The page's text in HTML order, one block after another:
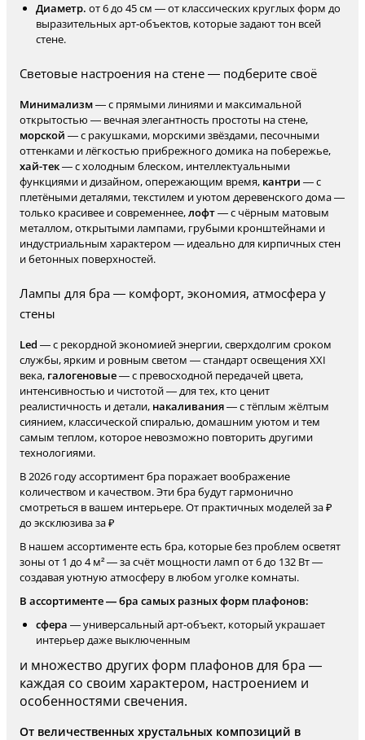
Диаметр. от 6 до 45 см — от классических круглых форм до
выразительных арт-объектов, которые задают тон всей
стене.
Световые настроения на стене — подберите своё
Минимализм— с прямыми линиями и максимальной
открытостью — вечная элегантность простоты на стене,
морской — с ракушками, морскими звёздами, песочными
оттенками и лёгкостью прибрежного домика на побережье,
хай-тек— с холодным блеском, интеллектуальными
функциями и дизайном, опережающим время, кантри — с
плетёными деталями, текстилем и уютом деревенского дома —
только красивее и современнее,лофт— с чёрным матовым
металлом, открытыми лампами, грубыми кронштейнами и
индустриальным характером — идеально для кирпичных стен
и бетонных поверхностей.
Лампы для бра — комфорт, экономия, атмосфера у
стены
Led — с рекордной экономией энергии, сверхдолгим сроком
службы, ярким и ровным светом — стандарт освещения XXI
века, галогеновые— с превосходной передачей цвета,
интенсивностью и чистотой — для тех, кто ценит
реалистичность и детали, накаливания— с тёплым жёлтым
сиянием, классической спиралью, домашним уютом и тем
самым теплом, которое невозможно повторить другими
технологиями.
В 2026 году ассортимент бра поражает воображение
количеством и качеством. Эти бра будут гармонично
смотреться в вашем интерьере. От практичных моделей за ₽
до эксклюзива за ₽
В нашем ассортименте есть бра, которые без проблем осветят
зоны от 1 до 4 м² — за счёт мощности ламп от 6 до 132 Вт —
создавая уютную атмосферу в любом уголке комнаты.
В ассортименте — бра самых разных форм плафонов:
сфера — универсальный арт-объект, который украшает
интерьер даже выключенным
и множество других форм плафонов для бра —
каждая со своим характером, настроением и
особенностями свечения.
От величественных хрустальных композиций в